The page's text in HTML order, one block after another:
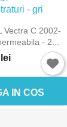
rapida
Vectra C 2002-
- 2...
IN COS